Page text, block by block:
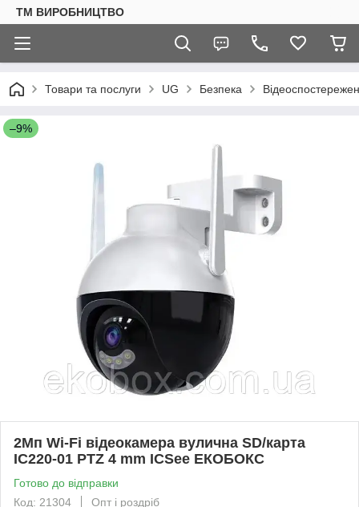
ТМ ВИРОБНИЦТВО
Товари та послуги UG Безпека
–9%
2Мп Wi-Fi відеокамера вулична SD/карта
IC220-01 PTZ 4 mm ICSee ЕКОБОКС
Готово до відправки
Код: 21304
Опт і роздріб